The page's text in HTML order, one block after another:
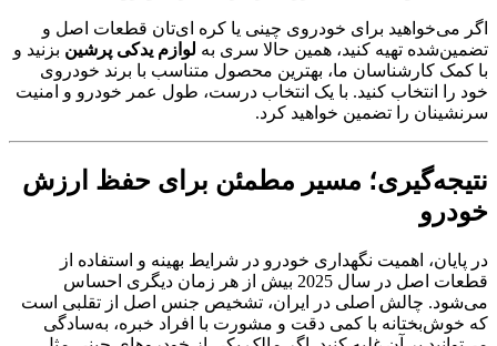
اگر می‌خواهید برای خودروی چینی یا کره ای‌تان قطعات اصل و
تضمین‌شده تهیه کنید، همین حالا سری به لوازم یدکی پرشین بزنید و
با کمک کارشناسان ما، بهترین محصول متناسب با برند خودروی
خود را انتخاب کنید. با یک انتخاب درست، طول عمر خودرو و امنیت
سرنشینان را تضمین خواهید کرد.
نتیجهگیری؛ مسیر مطمئن برای حفظ ارزش
خودرو
در پایان، اهمیت نگهداری خودرو در شرایط بهینه و استفاده از
قطعات اصل در سال 2025 بیش از هر زمان دیگری احساس
می‌شود. چالش اصلی در ایران، تشخیص جنس اصل از تقلبی است
که خوش‌بختانه با کمی دقت و مشورت با افراد خبره، به‌سادگی